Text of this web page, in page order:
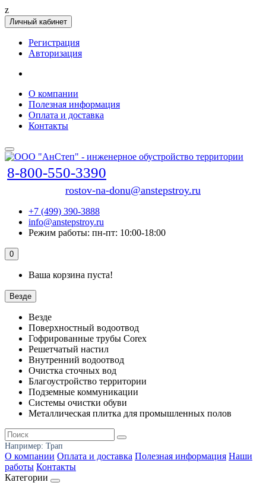
z
Личный кабинет
Регистрация
Авторизация
О компании
Полезная информация
Оплата и доставка
Контакты
8-800-550-3390
rostov-na-donu@anstepstroy.ru
+7 (499) 390-3888
info@anstepstroy.ru
Режим работы: пн-пт: 10:00-18:00
0
Ваша корзина пуста!
Везде
Везде
Поверхностный водоотвод
Гофрированные трубы Corex
Решетчатый настил
Внутренний водоотвод
Очистка сточных вод
Благоустройство территории
Подземные коммуникации
Системы очистки обуви
Металлическая плитка для промышленных полов
Например: Трап
О компании Оплата и доставка Полезная информация Наши
работы Контакты
Категории